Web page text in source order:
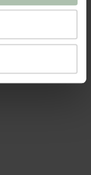
w
okienka.